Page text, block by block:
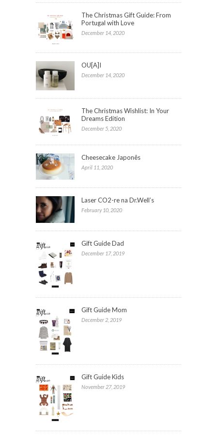
The Christmas Gift Guide: From
Portugal with Love
December 14, 2020
OU[A]I
December 14, 2020
The Christmas Wishlist: In Your
Dreams Edition
December 5, 2020
Cheesecake Japonês
April 11, 2020
Laser CO2-re na Dr.Well’s
February 10, 2020
Gift Guide Dad
December 17, 2019
Gift Guide Mom
December 2, 2019
Gift Guide Kids
November 27, 2019